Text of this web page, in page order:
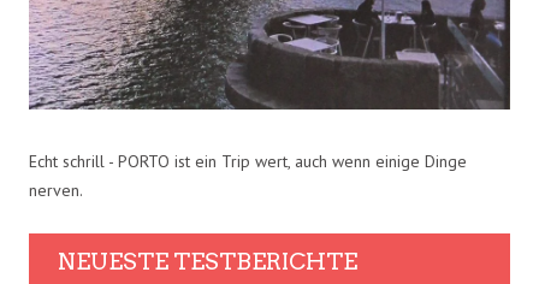
Echt schrill - PORTO ist ein Trip wert, auch wenn einige Dinge
nerven.
NEUESTE TESTBERICHTE